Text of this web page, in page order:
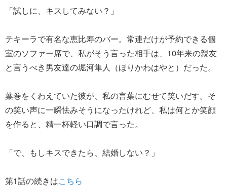
「試しに、キスしてみない？」
テキーラで有名な恵比寿のバー。常連だけが予約できる個
室のソファー席で、私がそう言った相手は、10年来の親友
と言うべき男友達の堀河隼人（ほりかわはやと）だった。
葉巻をくわえていた彼が、私の言葉にむせて笑いだす。そ
の笑い声に一瞬怯みそうになったけれど、私は何とか笑顔
を作ると、精一杯軽い口調で言った。
「で、もしキスできたら、結婚しない？」
第1話の続きはこちら